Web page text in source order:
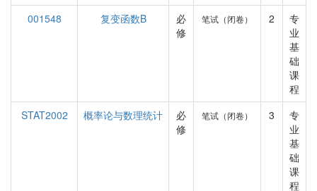
001548
复变函数B
必
修
笔试（闭卷） 2
专
业
基
础
课
程
STAT2002
概率论与数理统计
必
修
笔试（闭卷） 3
专
业
基
础
课
程